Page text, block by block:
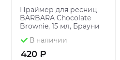
Праймер для ресниц
BARBARA Chocolate
Brownie, 15 мл, Брауни
В наличии
420 ₽